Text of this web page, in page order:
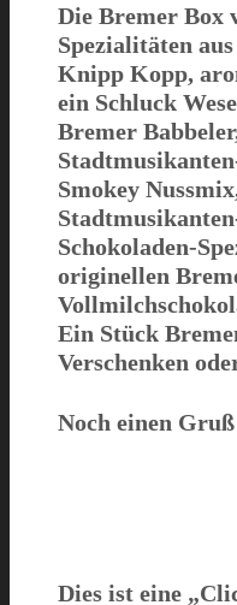
Die Bremer Box
Spezialitäten
Knipp Kopp,
ein Schluck
Bremer Babbeler
Smokey Nussmix
Schokoladen-
originellen
Ein Stück
Verschenken
Noch einen
Dies ist eine